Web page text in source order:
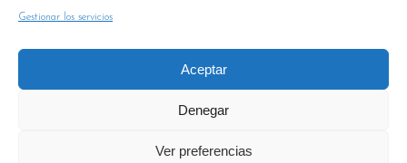
Gestionar los servicios
Aceptar
Denegar
Ver preferencias
reservas@tintafinarestaurante.com
Horario: 13:00 a 1:00 horas
ABIERTO TODOS LOS DÍAS –
COCINA ABIERTA TODO EL